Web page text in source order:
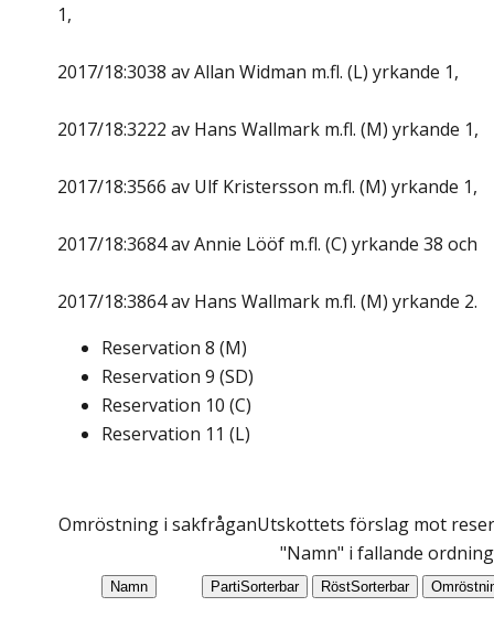
1,
2017/18:3038 av Allan Widman m.fl. (L) yrkande 1,
2017/18:3222 av Hans Wallmark m.fl. (M) yrkande 1,
2017/18:3566 av Ulf Kristersson m.fl. (M) yrkande 1,
2017/18:3684 av Annie Lööf m.fl. (C) yrkande 38 och
2017/18:3864 av Hans Wallmark m.fl. (M) yrkande 2.
Reservation 8 (M)
Reservation 9 (SD)
Reservation 10 (C)
Reservation 11 (L)
Omröstning i sakfråganUtskottets förslag mot
"Namn" i fallande ordning
Namn PartiSorterbar RöstSorterbar